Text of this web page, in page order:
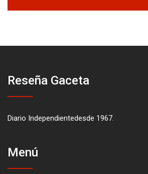
Reseña Gaceta
Diario Independientedesde 1967.
Menú